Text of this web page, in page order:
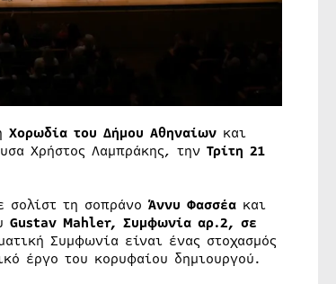
Χορωδία του Δήμου Αθηναίων και
Χρήστος Λαμπράκης, την Τρίτη 21
σολίστ τη σοπράνο Άννυ Φασσέα και
Gustav Mahler, Συμφωνία αρ.2, σε
Συμφωνία είναι ένας στοχασμός
έργο του κορυφαίου δημιουργού.